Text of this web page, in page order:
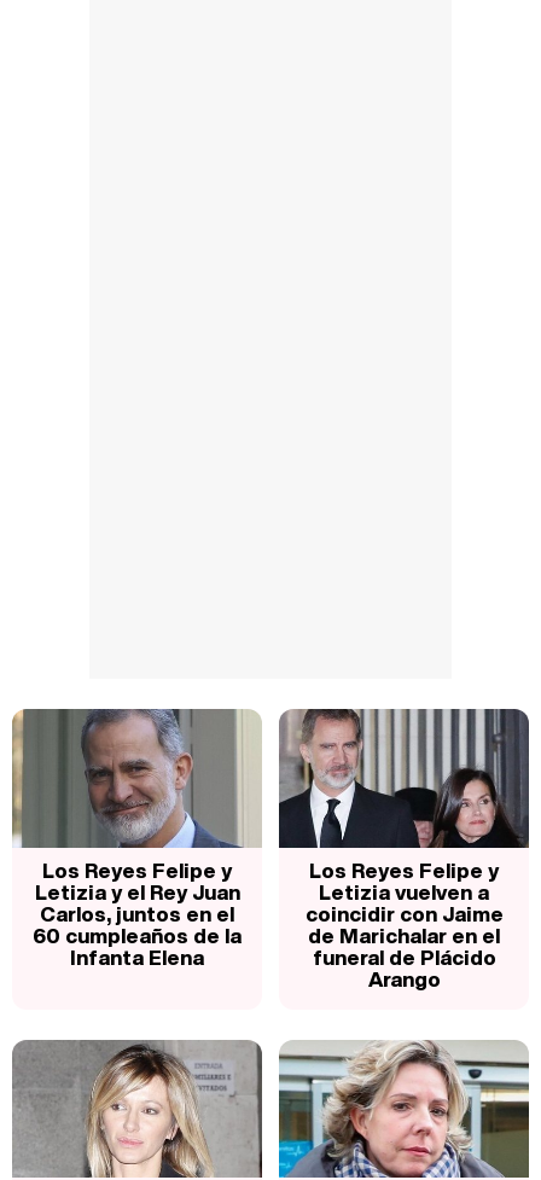
Los Reyes Felipe y
Letizia y el Rey Juan
Carlos, juntos en el
60 cumpleaños de la
Infanta Elena
Los Reyes Felipe y
Letizia vuelven a
coincidir con Jaime
de Marichalar en el
funeral de Plácido
Arango